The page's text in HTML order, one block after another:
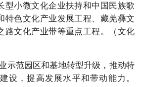
型小微文化企业扶持和中国民族歌
特色文化产业发展工程、藏羌彝文
路文化产业带等重点工程。（文化
示范园区和基地转型升级，推动特
设，提高发展水平和带动能力。